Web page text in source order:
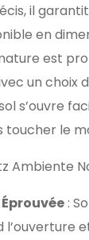
il
en
est
un choix
s’ouvre
toucher le
Ambiente
:
l’ouverture